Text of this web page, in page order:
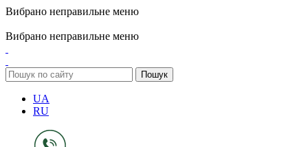
Вибрано неправильне меню
Вибрано неправильне меню
Пошук
UA
RU